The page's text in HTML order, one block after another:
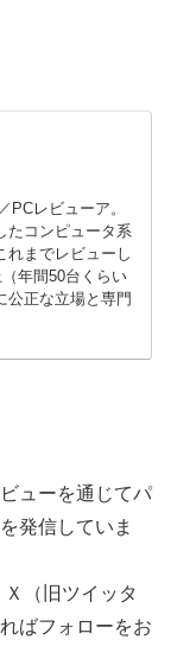
PCレビューア。
たコンピュータ系
れまでレビューし
年間50台くらい
公正な立場と専門
ューを通じてパ
発信していま
（旧ツイッタ
ばフォローをお